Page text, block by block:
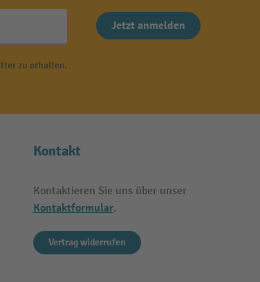
Jetzt anmelden
zu erhalten.
Kontakt
Kontaktieren Sie uns über unser
Kontaktformular.
Vertrag widerrufen